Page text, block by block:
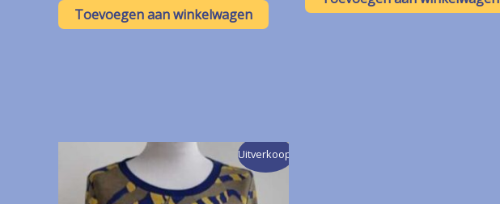
was:
€ 7,50.
is:
€ 3,75.
Toevoegen aan winkelwagen
€ 8,50.€ 4,25.
Uitverkoop!